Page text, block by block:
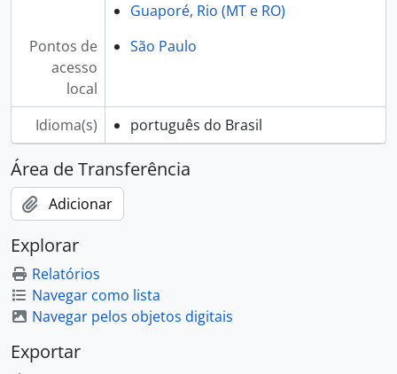
Guaporé, Rio (MT e RO)
Pontos de
acesso
local
São Paulo
Idioma(s) português do Brasil
Área de Transferência
Adicionar
Explorar
Relatórios
Navegar como lista
Navegar pelos objetos digitais
Exportar